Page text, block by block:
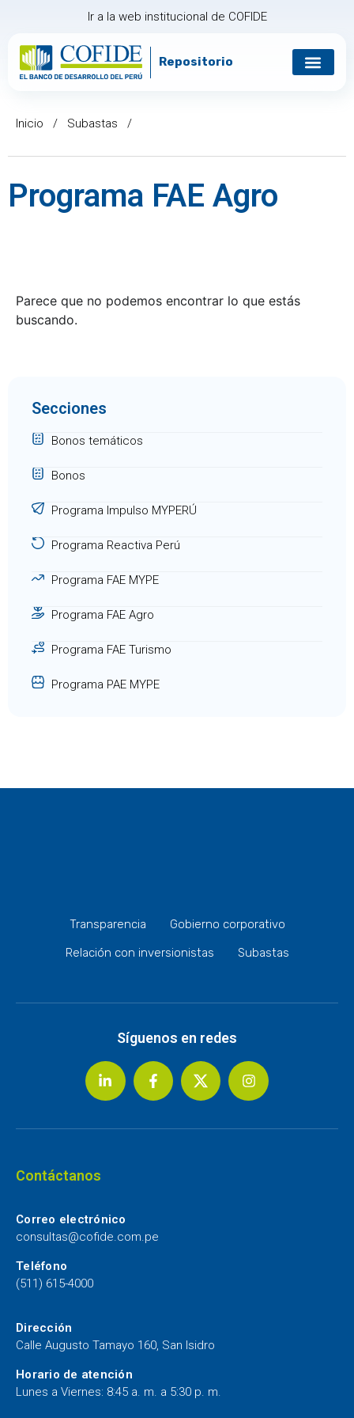
Ir a la web institucional de COFIDE
Repositorio
Inicio / Subastas /
Programa FAE Agro
Parece que no podemos encontrar lo que estás
buscando.
Secciones
Bonos temáticos
Bonos
Programa Impulso MYPERÚ
Programa Reactiva Perú
Programa FAE MYPE
Programa FAE Agro
Programa FAE Turismo
Programa PAE MYPE
Transparencia
Gobierno corporativo
Relación con inversionistas
Subastas
Síguenos en redes
Contáctanos
Correo electrónico
consultas@cofide.com.pe
Teléfono
(511) 615-4000
Dirección
Calle Augusto Tamayo 160, San Isidro
Horario de atención
Lunes a Viernes: 8:45 a. m. a 5:30 p. m.